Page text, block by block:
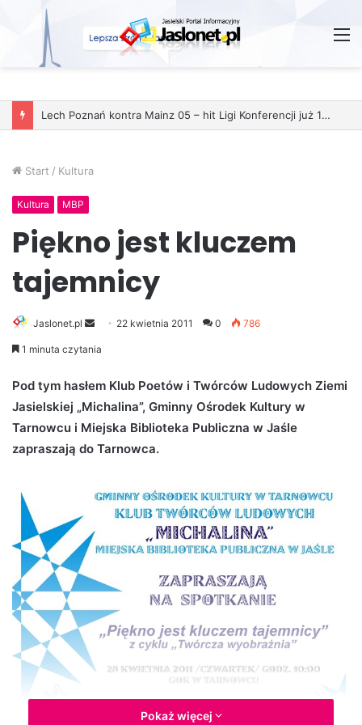
Start / Kultura
Kultura MBP
Piękno jest kluczem
tajemnicy
Jaslonet.pl
e
d
a
i
22 kwietnia 2011 0 786
1 minuta czytania
Pod tym hasłem Klub Poetów i Twórców Ludowych Ziemi
Jasielskiej „Michalina”, Gminny Ośrodek Kultury w
Tarnowcu i Miejska Biblioteka Publiczna w Jaśle
zapraszają do Tarnowca.
Pokaż więcej